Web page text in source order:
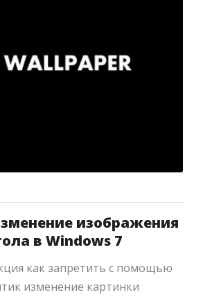
изображения
в Windows 7
как запретить с помощью
изменение картинки